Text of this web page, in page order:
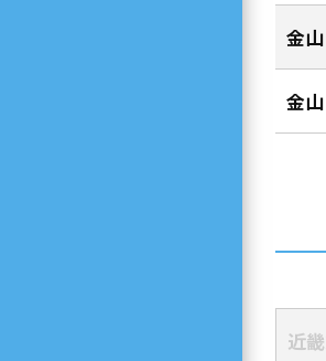
金
金
近